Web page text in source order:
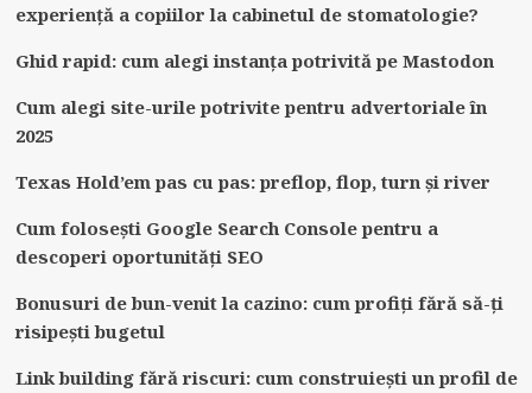
experiență a copiilor la cabinetul de stomatologie?
Ghid rapid: cum alegi instanța potrivită pe Mastodon
Cum alegi site-urile potrivite pentru advertoriale în
2025
Texas Hold’em pas cu pas: preflop, flop, turn și river
Cum folosești Google Search Console pentru a
descoperi oportunități SEO
Bonusuri de bun-venit la cazino: cum profiți fără să-ți
risipești bugetul
Link building fără riscuri: cum construiești un profil de